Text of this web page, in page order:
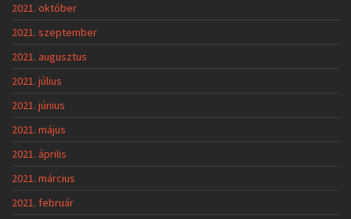
2021. október
2021. szeptember
2021. augusztus
2021. július
2021. június
2021. május
2021. április
2021. március
2021. február